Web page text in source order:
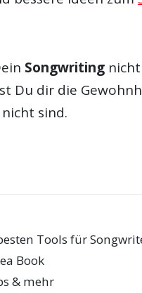
Songwriting
Du dir die
sind.
Tools für
Book
& mehr